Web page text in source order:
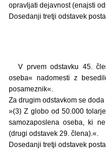
opravljati dejavnost (enajsti
Dosedanji tretji odstavek
V prvem odstavku 45.
oseba« nadomesti z
posameznik«.
Za drugim odstavkom se
»(3) Z globo od 50.000
samozaposlena oseba, ki
(drugi odstavek 29. člena).«.
Dosedanji tretji odstavek